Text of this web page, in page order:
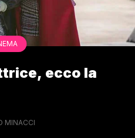
ecco la
MINACCI